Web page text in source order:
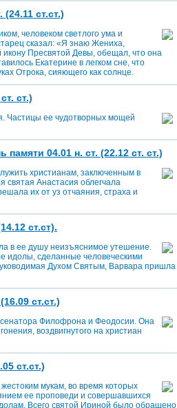
ст.ст.)
человеком светлого ума и
сказал: «Я знаю Жениха,
Пресвятой Девы, обещал, что она
Екатерине в легком сне, что
Отрока, сияющего как солнце.
ст.)
Частицы ее чудотворных мощей
04.01 н. ст. (22.12 ст. ст.)
христианам, заключенным в
святая Анастасия облегчала
их от уз отчаяния, страха и
ст.ст).
в ее душу неизъяснимое утешение.
идолы, сделанные человеческими
Духом Святым, Варвара пришла
ст.ст.)
Филофрона и Феодосии. Она
воздвигнутого на христиан
ст.ст.)
мукам, во время которых
ее проповеди и совершавшихся
Всего святой Ириной было обращено